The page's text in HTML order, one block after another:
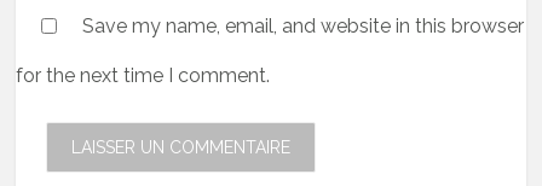
Save my name, email, and website in this browser
for the next time I comment.